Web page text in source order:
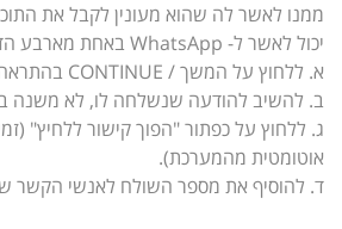
ממנו לאשר לה שהוא מעונין לקבל את
יכול לאשר ל- WhatsApp באחת מארבע הדרכים הבאות:
א. ללחוץ על המשך / CONTINUE בהתראה שמוצגת לו.
ב. להשיב להודעה שנשלחה לו, לא משנה
ג. ללחוץ על כפתור "הפוך קישור ללחיץ"
אוטומטית מהמערכת).
ד. להוסיף את מספר השולח לאנשי הקשר